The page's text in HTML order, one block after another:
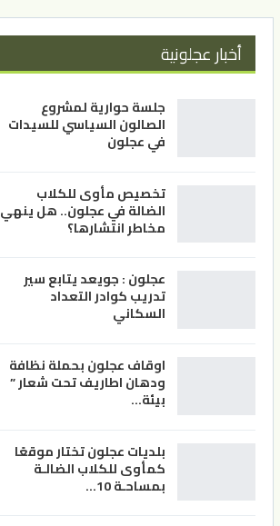
أخبار عجلونية
جلسة حوارية لمشروع
الصالون السياسي للسيدات
في عجلون
تخصيص مأوى للكلاب
الضالة في عجلون.. هل ينهي
مخاطر انتشارها؟
عجلون : جويعد يتابع سير
تدريب كوادر التعداد
السكاني
اوقاف عجلون بحملة نظافة
ودهان اطاريف تحت شعار ”
بيئة…
بلديات عجلون تختار موقعًا
كمأوى للكلاب الضالـة
بمساحـة 10…